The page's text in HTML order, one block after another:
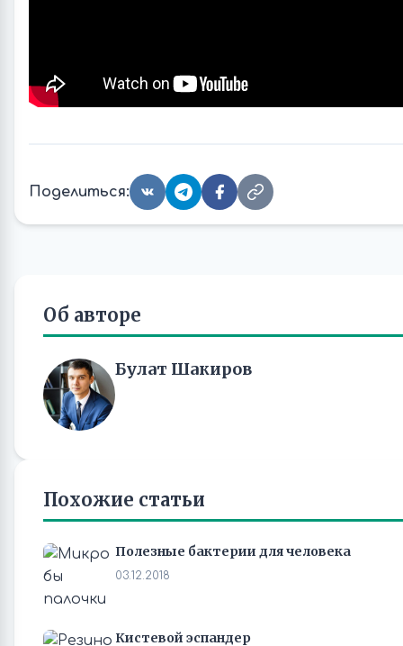
Поделиться:
Об авторе
Булат Шакиров
Похожие статьи
Полезные бактерии для человека
03.12.2018
Кистевой эспандер